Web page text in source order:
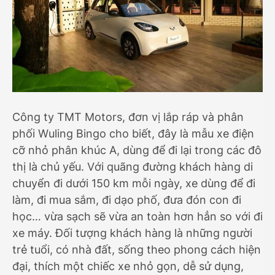
Công ty TMT Motors, đơn vị lắp ráp và phân
phối Wuling Bingo cho biết, đây là mẫu xe điện
cỡ nhỏ phân khúc A, dùng để đi lại trong các đô
thị là chủ yếu. Với quãng đường khách hàng di
chuyển đi dưới 150 km mỗi ngày, xe dùng để đi
làm, đi mua sắm, đi dạo phố, đưa đón con đi
học… vừa sạch sẽ vừa an toàn hơn hẳn so với đi
xe máy. Đối tượng khách hàng là những người
trẻ tuổi, có nhà đất, sống theo phong cách hiện
đại, thích một chiếc xe nhỏ gọn, dễ sử dụng,